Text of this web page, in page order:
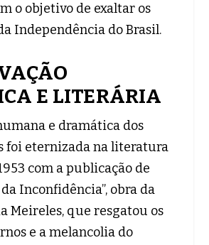
o objetivo de exaltar os
Independência do Brasil.
E LITERÁRIA
e dramática dos
foi eternizada na literatura
com a publicação de
Inconfidência”, obra da
Meireles, que resgatou os
e a melancolia do